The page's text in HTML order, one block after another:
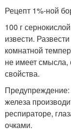
Рецепт 1%-ной
100 г
извести.
комнатной
не имеет
свойства.
железа
респираторе,
очками.